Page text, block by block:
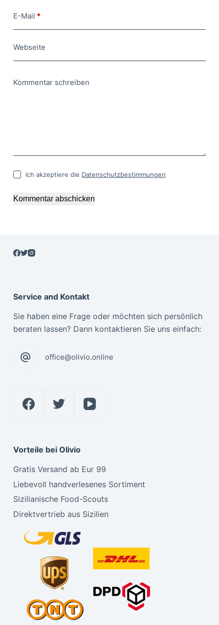
E-Mail *
Webseite
Kommentar schreiben
Ich akzeptiere die Datenschutzbestimmungen
Kommentar abschicken
Service and Kontakt
Sie haben eine Frage oder möchten sich persönlich
beraten lassen? Dann kontaktieren Sie uns einfach:
office@olivio.online
Vorteile bei Olivio
Gratis Versand ab Eur 99
Liebevoll handverlesenes Sortiment
Sizilianische Food-Scouts
Direktvertrieb aus Sizilien